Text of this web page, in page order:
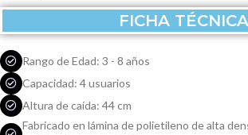
FICHA TÉCNICA
Rango de Edad: 3 - 8 años
Capacidad: 4 usuarios
Altura de caída: 44 cm
Fabricado en lámina de polietileno de alta